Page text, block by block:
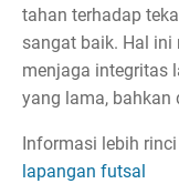
tahan terhadap
sangat baik. Hal
menjaga integritas
yang lama, bahkan
Informasi lebih
lapangan futsal